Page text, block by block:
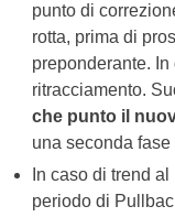
punto di
rotta, prima di
preponderante. In
ritracciamento.
che punto il
una seconda
In caso di trend
periodo di